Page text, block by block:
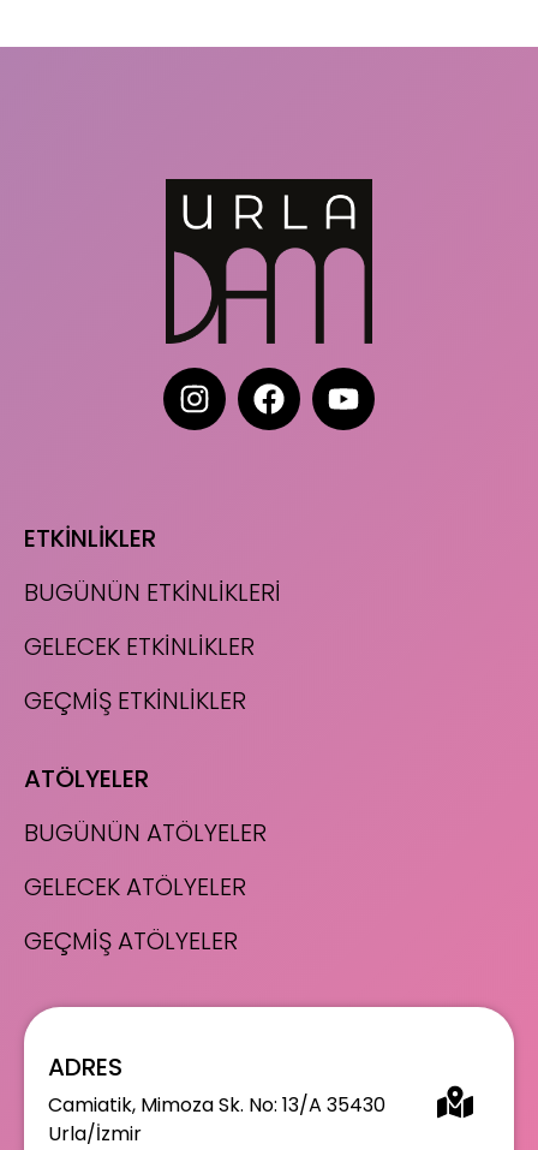
ETKİNLİKLER
BUGÜNÜN ETKİNLİKLERİ
GELECEK ETKİNLİKLER
GEÇMİŞ ETKİNLİKLER
ATÖLYELER
BUGÜNÜN ATÖLYELER
GELECEK ATÖLYELER
GEÇMİŞ ATÖLYELER
ADRES
Camiatik, Mimoza Sk. No: 13/A 35430
Urla/İzmir